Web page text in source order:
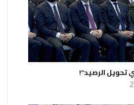
تحويل الرصيد”!